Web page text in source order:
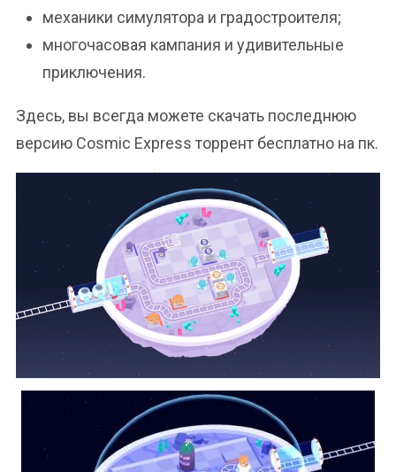
механики симулятора и градостроителя;
многочасовая кампания и удивительные
приключения.
Здесь, вы всегда можете скачать последнюю
версию Cosmic Express торрент бесплатно на пк.